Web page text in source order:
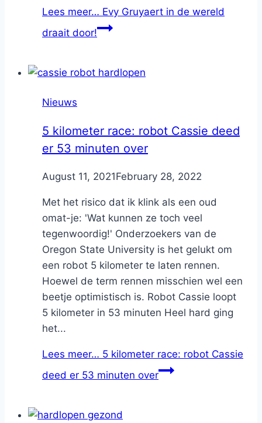
Lees meer… Evy Gruyaert in de wereld
draait door!
Nieuws
5 kilometer race: robot Cassie deed
er 53 minuten over
ByNicole
August 11, 2021February 28, 2022
Met het risico dat ik klink als een oud
omat-je: 'Wat kunnen ze toch veel
tegenwoordig!' Onderzoekers van de
Oregon State University is het gelukt om
een robot 5 kilometer te laten rennen.
Hoewel de term rennen misschien wel een
beetje optimistisch is. Robot Cassie loopt
5 kilometer in 53 minuten Heel hard ging
het...
Lees meer… 5 kilometer race: robot Cassie
deed er 53 minuten over